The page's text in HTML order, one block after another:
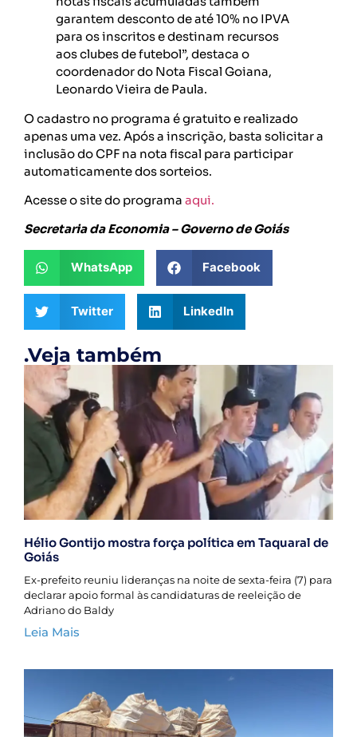
garantem desconto de até 10% no IPVA
para os inscritos e destinam recursos
aos clubes de futebol”, destaca o
coordenador do Nota Fiscal Goiana,
Leonardo Vieira de Paula.
O cadastro no programa é gratuito e realizado
apenas uma vez. Após a inscrição, basta solicitar a
inclusão do CPF na nota fiscal para participar
automaticamente dos sorteios.
Acesse o site do programa aqui.
Secretaria da Economia – Governo de Goiás
WhatsApp Facebook
Twitter LinkedIn
.Veja também
Hélio Gontijo mostra força política em Taquaral de
Goiás
Ex-prefeito reuniu lideranças na noite de sexta-feira (7) para
declarar apoio formal às candidaturas de reeleição de
Adriano do Baldy
Leia Mais